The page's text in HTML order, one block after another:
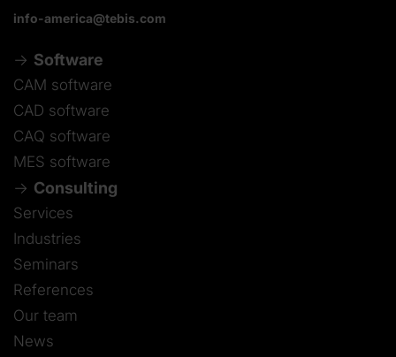
info-america@tebis.com
Software
CAM software
CAD software
CAQ software
MES software
Consulting
Services
Industries
Seminars
References
Our team
News